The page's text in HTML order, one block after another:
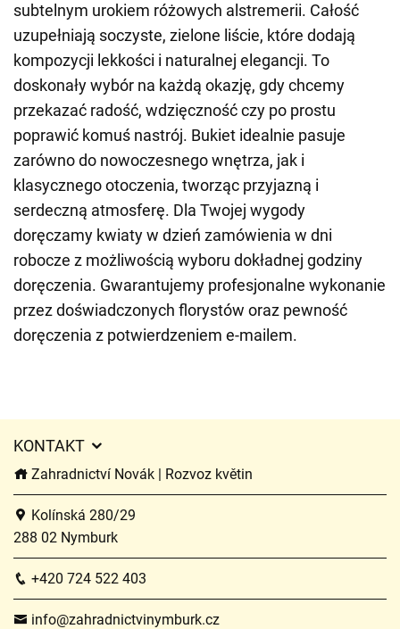
subtelnym urokiem różowych alstremerii. Całość
uzupełniają soczyste, zielone liście, które dodają
kompozycji lekkości i naturalnej elegancji. To
doskonały wybór na każdą okazję, gdy chcemy
przekazać radość, wdzięczność czy po prostu
poprawić komuś nastrój. Bukiet idealnie pasuje
zarówno do nowoczesnego wnętrza, jak i
klasycznego otoczenia, tworząc przyjazną i
serdeczną atmosferę. Dla Twojej wygody
doręczamy kwiaty w dzień zamówienia w dni
robocze z możliwością wyboru dokładnej godziny
doręczenia. Gwarantujemy profesjonalne wykonanie
przez doświadczonych florystów oraz pewność
doręczenia z potwierdzeniem e-mailem.
KONTAKT
Zahradnictví Novák | Rozvoz květin
Kolínská 280/29
288 02 Nymburk
+420 724 522 403
info@zahradnictvinymburk.cz